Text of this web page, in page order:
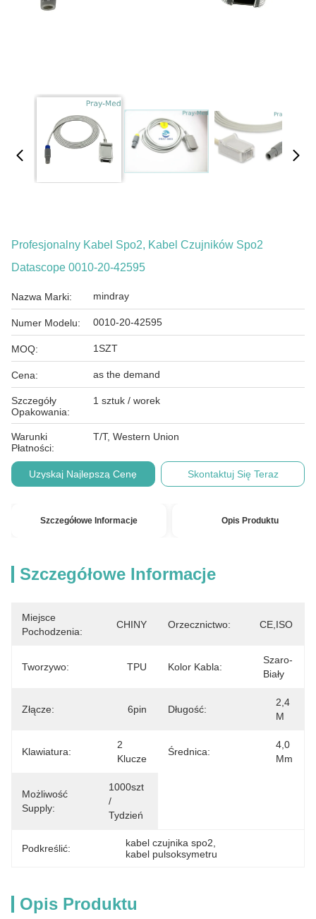
Profesjonalny Kabel Spo2, Kabel Czujników Spo2
Datascope 0010-20-42595
Nazwa Marki: mindray
Numer Modelu: 0010-20-42595
MOQ: 1SZT
Cena: as the demand
Szczegóły
Opakowania:
1 sztuk / worek
Warunki
Płatności:
T/T, Western Union
Uzyskaj Najlepszą Cenę Skontaktuj Się Teraz
Szczegółowe Informacje Opis Produktu
Szczegółowe Informacje
Miejsce
Pochodzenia:
CHINY Orzecznictwo: CE,ISO
Tworzywo: TPU Kolor Kabla:
Szaro-
Biały
Złącze: 6pin Długość:
2,4
M
Klawiatura:
2
Klucze
Średnica:
4,0
Mm
Możliwość
Supply:
1000szt
/
Tydzień
Podkreślić: kabel czujnika spo2
kabel pulsoksymetru
Opis Produktu